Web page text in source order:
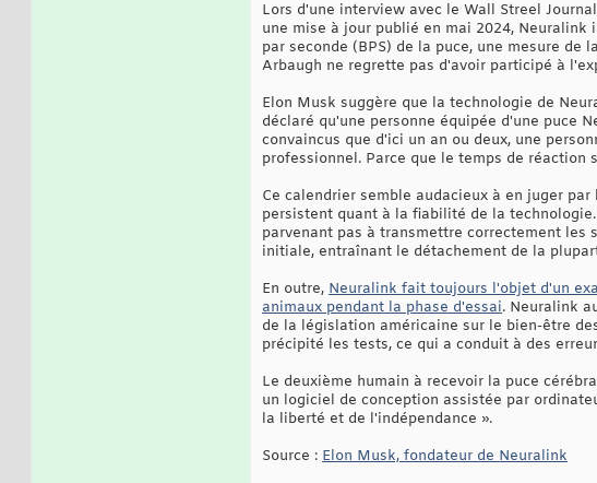
Lors d'une interview avec le Wall Streel
une mise à jour publié en mai 2024,
par seconde (BPS) de la puce, une mesure
Arbaugh ne regrette pas d'avoir participé à
Elon Musk suggère que la technologie de
déclaré qu'une personne équipée d'une puce
convaincus que d'ici un an ou deux, une
professionnel. Parce que le temps de réaction
Ce calendrier semble audacieux à en juger
persistent quant à la fiabilité de la
parvenant pas à transmettre correctement les
initiale, entraînant le détachement de la
En outre, Neuralink fait toujours l'objet d'un
animaux pendant la phase d'essai. Neuralink
de la législation américaine sur le bien-être
précipité les tests, ce qui a conduit à des
Le deuxième humain à recevoir la puce
un logiciel de conception assistée par
la liberté et de l'indépendance ».
Source : Elon Musk, fondateur de Neuralink